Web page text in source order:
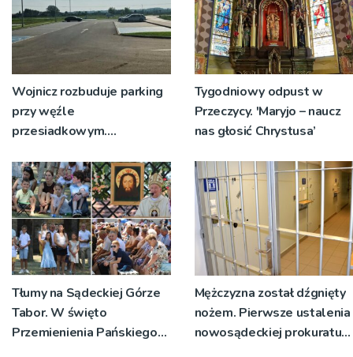
Wojnicz rozbuduje parking
przy węźle
przesiadkowym.
miejsc
Tygodniowy odpust w
Przeczycy. 'Maryjo – naucz
nas głosić Chrystusa’
Tłumy na Sądeckiej Górze
Tabor. W święto
Przemienienia Pańskiego
Mężczyzna został dźgnięty
nożem. Pierwsze ustalenia
nowosądeckiej prokuratury